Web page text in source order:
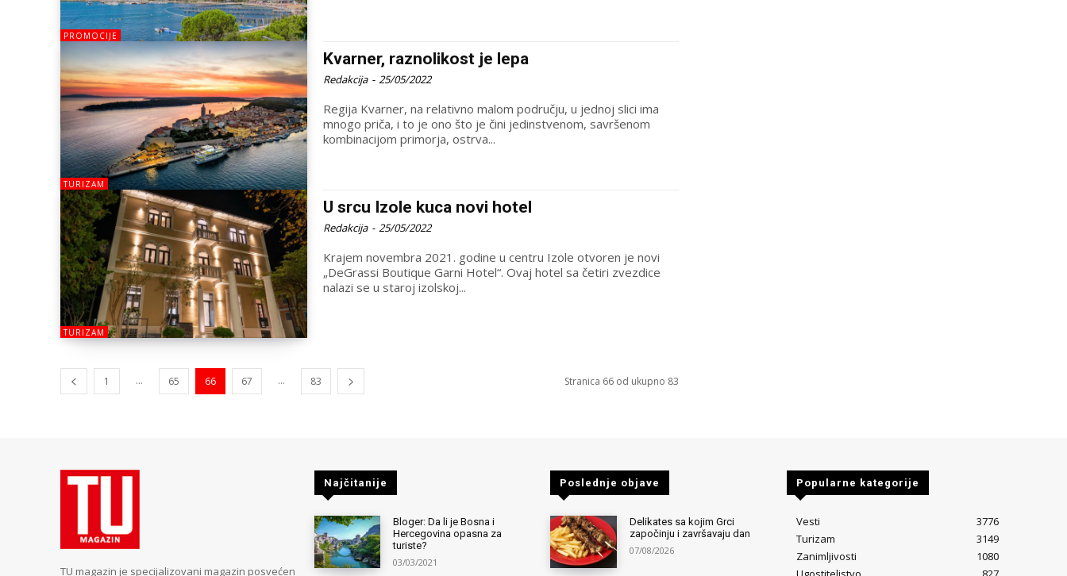
PROMOCIJE
TURIZAM
Kvarner, raznolikost je lepa
Redakcija - 25/05/2022
Regija Kvarner, na relativno malom području, u jednoj slici ima
mnogo priča, i to je ono što je čini jedinstvenom, savršenom
kombinacijom primorja, ostrva...
TURIZAM
U srcu Izole kuca novi hotel
Redakcija - 25/05/2022
Krajem novembra 2021. godine u centru Izole otvoren je novi
„DeGrassi Boutique Garni Hotel“. Ovaj hotel sa četiri zvezdice
nalazi se u staroj izolskoj...
1 ... 65 66 67 ... 83 Stranica 66 od ukupno 83
TU magazin je specijalizovani magazin posvećen
Najčitanije
Bloger: Da li je Bosna i
Hercegovina opasna za
turiste?
03/03/2021
Poslednje objave
Delikates sa kojim Grci
započinju i završavaju dan
07/08/2026
Popularne kategorije
Vesti
3776
Turizam
3149
Zanimljivosti
1080